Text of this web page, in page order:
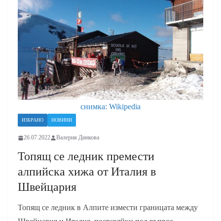
снимка: Wikipedia
ИЗБРАНО НОВИНИ
26.07.2022 Валерия Динкова
Топящ се ледник премести
алпийска хижа от Италия в
Швейцария
Топящ се ледник в Алпите измести границата между